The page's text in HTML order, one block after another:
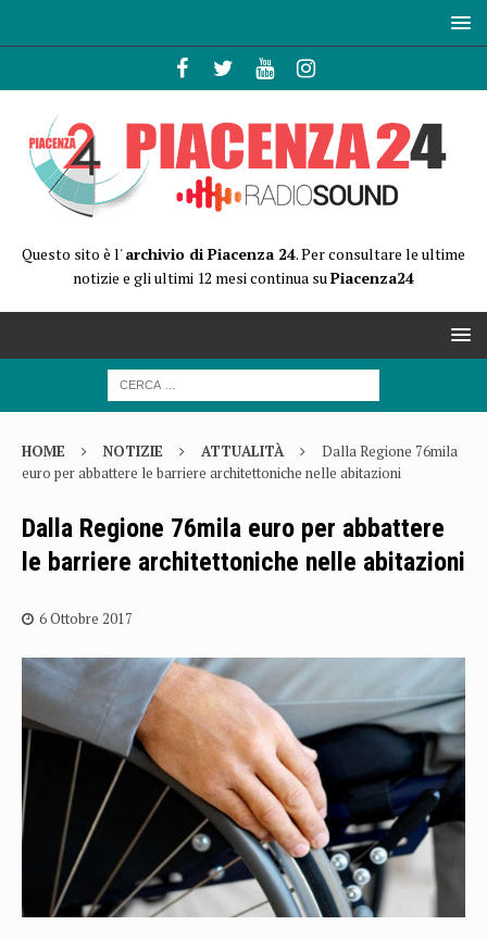
Questo sito è l'archivio di Piacenza 24. Per consultare le ultime
notizie e gli ultimi 12 mesi continua suPiacenza24
HOME NOTIZIE ATTUALITÀ
Dalla Regione 76mila
euro per abbattere le barriere architettoniche nelle abitazioni
Dalla Regione 76mila euro per abbattere
le barriere architettoniche nelle abitazioni
6 Ottobre 2017